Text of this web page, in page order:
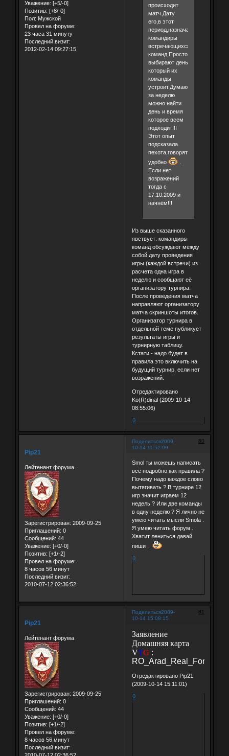
Уважение: [+5/-0]
Позитив: [+8/-0]
Пол: Мужской
Провел на форуме:
23 часа 31 минуту
Последний визит:
2012-02-14 09:27:15
происходит
матч.Дату
его,в этот
период,назначают
командиры
встречающихся
команд.Просто
выбирают день
который их
команды
устроит.Думаю
за неделю
можно найти
день и время
которое всем
подходит!!!
Этот опыт
подсказала
пехота,говорят
удобно
.
Если нет
возражений
тогда с
17.10.2009 и
начнём!!!
Из выше сказанного
явствует: командиры
команд обсуждают между
собой дату проведения
игры (каждой встречи) из
расчета одна игра в
неделю и сообщают её
организатору турнира.
После проведения матча
направляют организатору
матча скриншоты итогов.
Организатор турнира в
отдельной теме публикует
результаты игры и
турнирную таблицу.
Кстати - надо будет в
правила это включить на
будущий турнир, если нет
возражений.
Отредактировано
Ko(R)dinal (2009-10-14
08:55:06)
0
Поделиться 80
2009-
10-14 11:52:09
Pip21
Лейтенант форума
Зарегистрирован: 2009-09-25
Приглашений: 0
Сообщений: 44
Уважение: [+0/-0]
Позитив: [+1/-2]
Провел на форуме:
8 часов 56 минут
Последний визит:
2010-07-12 02:36:52
Smol ты можешь написать
всё подробно как правила ?
Почему надо каждое слово
вытягивать ? В турнире 12
игр значит играем 12
недель ? Или две команды
в одну неделю ? Я лично не
умею читать мысли Smola .
Я умею читать форум .
Хватит лениться давай
пиши .
0
Поделиться 81
2009-
10-14 15:08:15
Pip21
Лейтенант форума
Зарегистрирован: 2009-09-25
Приглашений: 0
Сообщений: 44
Уважение: [+0/-0]
Позитив: [+1/-2]
Провел на форуме:
8 часов 56 минут
Последний визит:
Заявление
Домашняя карта
VTG:
Отредактировано Pip21
(2009-10-14 15:11:01)
0